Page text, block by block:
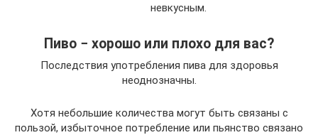
невкусным.
Пиво − хорошо или плохо для вас?
Последствия употребления пива для здоровья
неоднозначны.
Хотя небольшие количества могут быть связаны с
пользой, избыточное потребление или пьянство связано